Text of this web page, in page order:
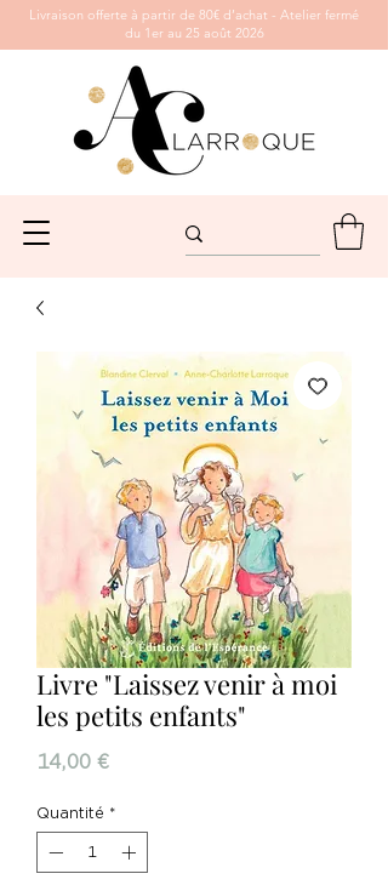
Livraison offerte à partir de 80€ d’achat - Atelier fermé
du 1er au 25 août 2026
Livre "Laissez venir à moi
les petits enfants"
14,00 €Prix
Quantité *